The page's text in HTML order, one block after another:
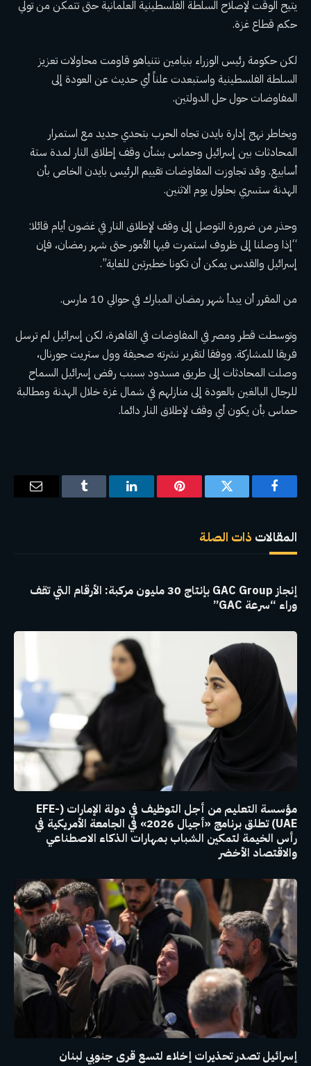
يتيح الوقت لإصلاح السلطة الفلسطينية العلمانية حتى تتمكن من تولي
حكم قطاع غزة.
لكن حكومة رئيس الوزراء بنيامين نتنياهو قاومت محاولات تعزيز
السلطة الفلسطينية واستبعدت علناً أي حديث عن العودة إلى
المفاوضات حول حل الدولتين.
ويخاطر نهج إدارة بايدن تجاه الحرب بتحدي جديد مع استمرار
المحادثات بين إسرائيل وحماس بشأن وقف إطلاق النار لمدة ستة
أسابيع. وقد تجاوزت المفاوضات تقييم الرئيس بايدن الخاص بأن
الهدنة ستسري بحلول يوم الاثنين.
وحذر من ضرورة التوصل إلى وقف لإطلاق النار في غضون أيام قائلا:
“إذا وصلنا إلى ظروف استمرت فيها الأمور حتى شهر رمضان، فإن
إسرائيل والقدس يمكن أن تكونا خطيرتين للغاية”.
من المقرر أن يبدأ شهر رمضان المبارك في حوالي 10 مارس.
وتوسطت قطر ومصر في المفاوضات في القاهرة، لكن إسرائيل لم ترسل
فريقا للمشاركة. ووفقا لتقرير نشرته صحيفة وول ستريت جورنال،
وصلت المحادثات إلى طريق مسدود بسبب رفض إسرائيل السماح
للرجال البالغين بالعودة إلى منازلهم في شمال غزة خلال الهدنة ومطالبة
حماس بأن يكون أي وقف لإطلاق النار دائما.
فيسبوك تويتر بينتيريستلينكدإن Tumblr
البريد
المقالات ذات الصلة
إنجاز GAC Group بإنتاج 30 مليون مركبة: الأرقام التي تقف
وراء “سرعة GAC”
مؤسسة التعليم من أجل التوظيف في دولة الإمارات (EFE-
UAE) تطلق برنامج «أجيال 2026» في الجامعة الأمريكية في
رأس الخيمة لتمكين الشباب بمهارات الذكاء الاصطناعي
والاقتصاد الأخضر
إسرائيل تصدر تحذيرات إخلاء لتسع قرى جنوبي لبنان